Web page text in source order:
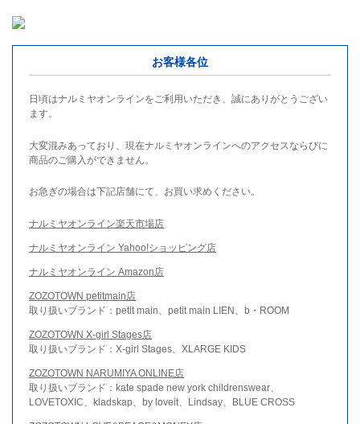
お客様各位
日頃はナルミヤオンラインをご利用いただき、誠にありがとうござい
ます。
大変混みあっており、現在ナルミヤオンラインへのアクセスならびに
商品のご購入ができません。
お急ぎの場合は下記店舗にて、お買い求めください。
ナルミヤオンライン楽天市場店
ナルミヤオンライン Yahoo!ショッピング店
ナルミヤオンライン Amazon店
ZOZOTOWN petitmain店
取り扱いブランド：petit main、petit main LIEN、b・ROOM
ZOZOTOWN X-girl Stages店
取り扱いブランド：X-girl Stages、XLARGE KIDS
ZOZOTOWN NARUMIYA ONLINE店
取り扱いブランド：kate spade new york childrenswear、
LOVETOXIC、kladskap、by loveit、Lindsay、BLUE CROSS